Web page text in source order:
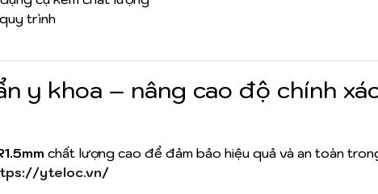
trình
y khoa – nâng cao độ chính
chất lượng cao để đảm bảo hiệu quả và an toàn
yteloc.vn/